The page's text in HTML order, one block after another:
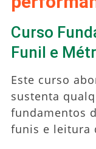
Curso
Funil e
Este curso
sustenta
fundamentos
funis e leitura